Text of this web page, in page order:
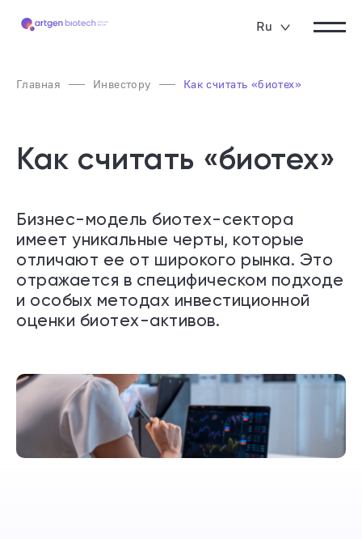
Ru
Главная Инвестору Как считать «биотех»
Как считать «биотех»
Бизнес-модель биотех-сектора
имеет уникальные черты, которые
отличают ее от широкого рынка. Это
отражается в специфическом подходе
и особых методах инвестиционной
оценки биотех-активов.